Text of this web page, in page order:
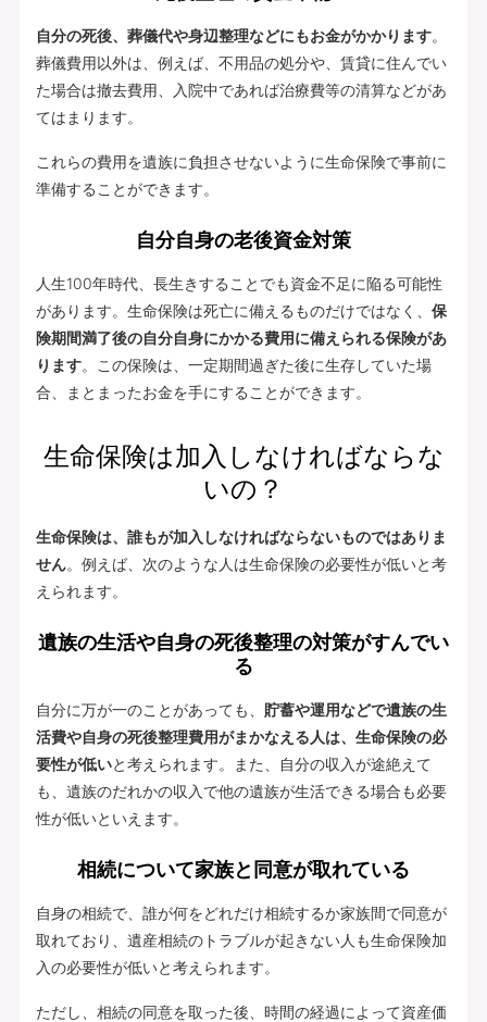
自分の死後、葬儀代や身辺整理などにもお金がかかります。
葬儀費用以外は、例えば、不用品の処分や、賃貸に住んでい
た場合は撤去費用、入院中であれば治療費等の清算などがあ
てはまります。
これらの費用を遺族に負担させないように生命保険で事前に
準備することができます。
自分自身の老後資金対策
人生100年時代、長生きすることでも資金不足に陥る可能性
があります。生命保険は死亡に備えるものだけではなく、 保
険期間満了後の自分自身にかかる費用に備えられる保険があ
ります。この保険は、一定期間過ぎた後に生存していた場
合、まとまったお金を手にすることができます。
生命保険は加入しなければならな
いの？
生命保険は、誰もが加入しなければならないものではありま
せん。例えば、次のような人は生命保険の必要性が低いと考
えられます。
遺族の生活や自身の死後整理の対策がすんでい
る
自分に万が一のことがあっても、 貯蓄や運用などで遺族の生
活費や自身の死後整理費用がまかなえる人は、生命保険の必
要性が低いと考えられます。また、自分の収入が途絶えて
も、遺族のだれかの収入で他の遺族が生活できる場合も必要
性が低いといえます。
相続について家族と同意が取れている
自身の相続で、誰が何をどれだけ相続するか家族間で同意が
取れており、遺産相続のトラブルが起きない人も生命保険加
入の必要性が低いと考えられます。
ただし、相続の同意を取った後、時間の経過によって資産価